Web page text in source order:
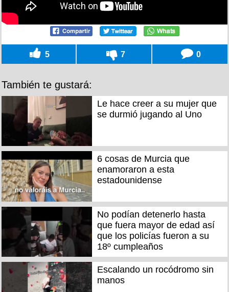
5 7 0
También te gustará:
Le hace creer a su mujer que
se durmió jugando al Uno
6 cosas de Murcia que
enamoraron a esta
estadounidense
No podían detenerlo hasta
que fuera mayor de edad así
que los policías fueron a su
18º cumpleaños
Escalando un rocódromo sin
manos